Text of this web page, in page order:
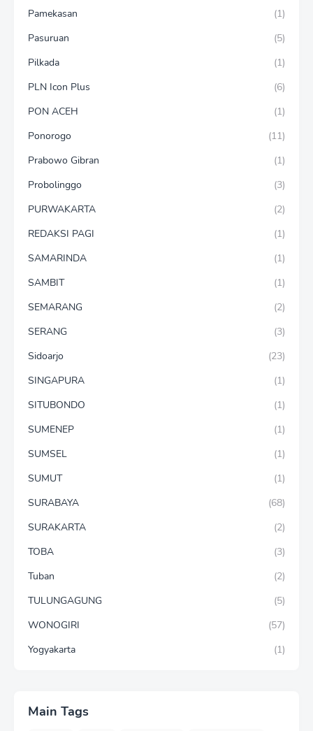
Pamekasan
(1)
Pasuruan
(5)
Pilkada
(1)
PLN Icon Plus
(6)
PON ACEH
(1)
Ponorogo
(11)
Prabowo Gibran
(1)
Probolinggo
(3)
PURWAKARTA
(2)
REDAKSI PAGI
(1)
SAMARINDA
(1)
SAMBIT
(1)
SEMARANG
(2)
SERANG
(3)
Sidoarjo
(23)
SINGAPURA
(1)
SITUBONDO
(1)
SUMENEP
(1)
SUMSEL
(1)
SUMUT
(1)
SURABAYA
(68)
SURAKARTA
(2)
TOBA
(3)
Tuban
(2)
TULUNGAGUNG
(5)
WONOGIRI
(57)
Yogyakarta
(1)
Main Tags